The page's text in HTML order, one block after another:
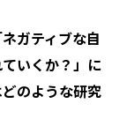
ガティブな自
いくか？」に
のような研究